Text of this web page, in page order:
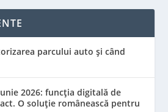
parcului auto și când
2026: funcția digitală de
O soluție românească pentru